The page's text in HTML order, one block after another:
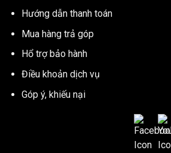
Hướng dẫn thanh toán
Mua hàng trả góp
Hổ trợ bảo hành
Điều khoản dịch vụ
Góp ý, khiếu nại